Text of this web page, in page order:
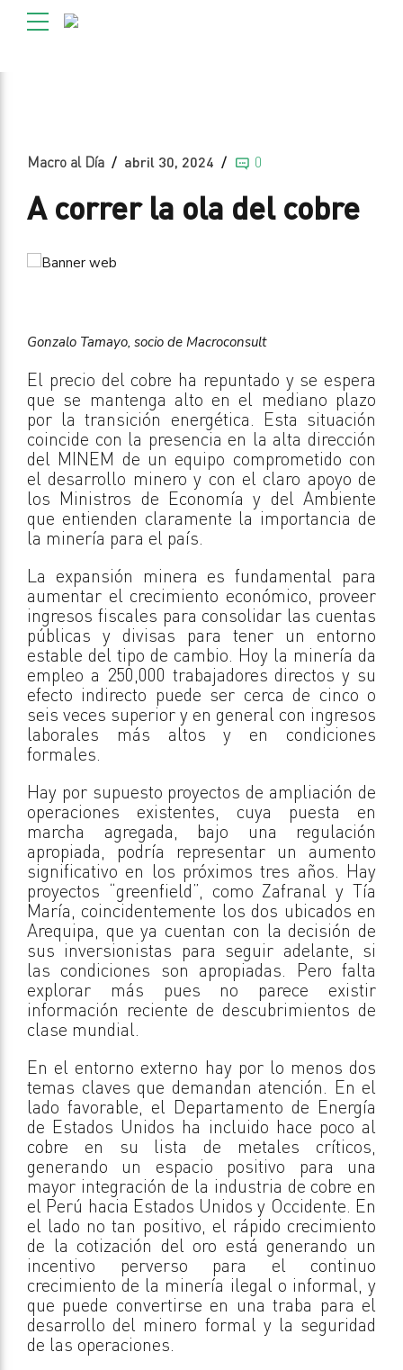
Macro al Día abril 30, 2024 0
A correr la ola del cobre
Gonzalo Tamayo, socio de Macroconsult
El precio del cobre ha repuntado y se espera
que se mantenga alto en el mediano plazo
por la transición energética. Esta situación
coincide con la presencia en la alta dirección
del MINEM de un equipo comprometido con
el desarrollo minero y con el claro apoyo de
los Ministros de Economía y del Ambiente
que entienden claramente la importancia de
la minería para el país.
La expansión minera es fundamental para
aumentar el crecimiento económico, proveer
ingresos fiscales para consolidar las cuentas
públicas y divisas para tener un entorno
estable del tipo de cambio. Hoy la minería da
empleo a 250,000 trabajadores directos y su
efecto indirecto puede ser cerca de cinco o
seis veces superior y en general con ingresos
laborales más altos y en condiciones
formales.
Hay por supuesto proyectos de ampliación de
operaciones existentes, cuya puesta en
marcha agregada, bajo una regulación
apropiada, podría representar un aumento
significativo en los próximos tres años. Hay
proyectos “greenfield”, como Zafranal y Tía
María, coincidentemente los dos ubicados en
Arequipa, que ya cuentan con la decisión de
sus inversionistas para seguir adelante, si
las condiciones son apropiadas. Pero falta
explorar más pues no parece existir
información reciente de descubrimientos de
clase mundial.
En el entorno externo hay por lo menos dos
temas claves que demandan atención. En el
lado favorable, el Departamento de Energía
de Estados Unidos ha incluido hace poco al
cobre en su lista de metales críticos,
generando un espacio positivo para una
mayor integración de la industria de cobre en
el Perú hacia Estados Unidos y Occidente. En
el lado no tan positivo, el rápido crecimiento
de la cotización del oro está generando un
incentivo perverso para el continuo
crecimiento de la minería ilegal o informal, y
que puede convertirse en una traba para el
desarrollo del minero formal y la seguridad
de las operaciones.